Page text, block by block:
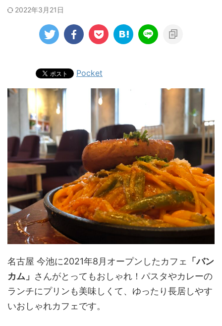
2022年3月21日
Pocket
名古屋 今池に2021年8月オープンしたカフェ
「バン
カム」 さんがとってもおしゃれ！パスタやカレーの
ランチにプリンも美味しくて、ゆったり長居しやす
いおしゃれカフェです。